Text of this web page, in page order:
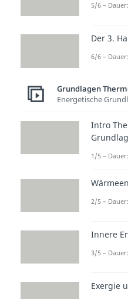
5/6 –
Der 3.
6/6 –
Grundlagen
Energetische
Intro
1/5 –
2/5 –
Innere
3/5 –
Exergie